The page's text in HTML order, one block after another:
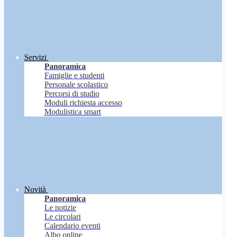
Servizi
Panoramica
Famiglie e studenti
Personale scolastico
Percorsi di studio
Moduli richiesta accesso
Modulistica smart
Novità
Panoramica
Le notizie
Le circolari
Calendario eventi
Albo online